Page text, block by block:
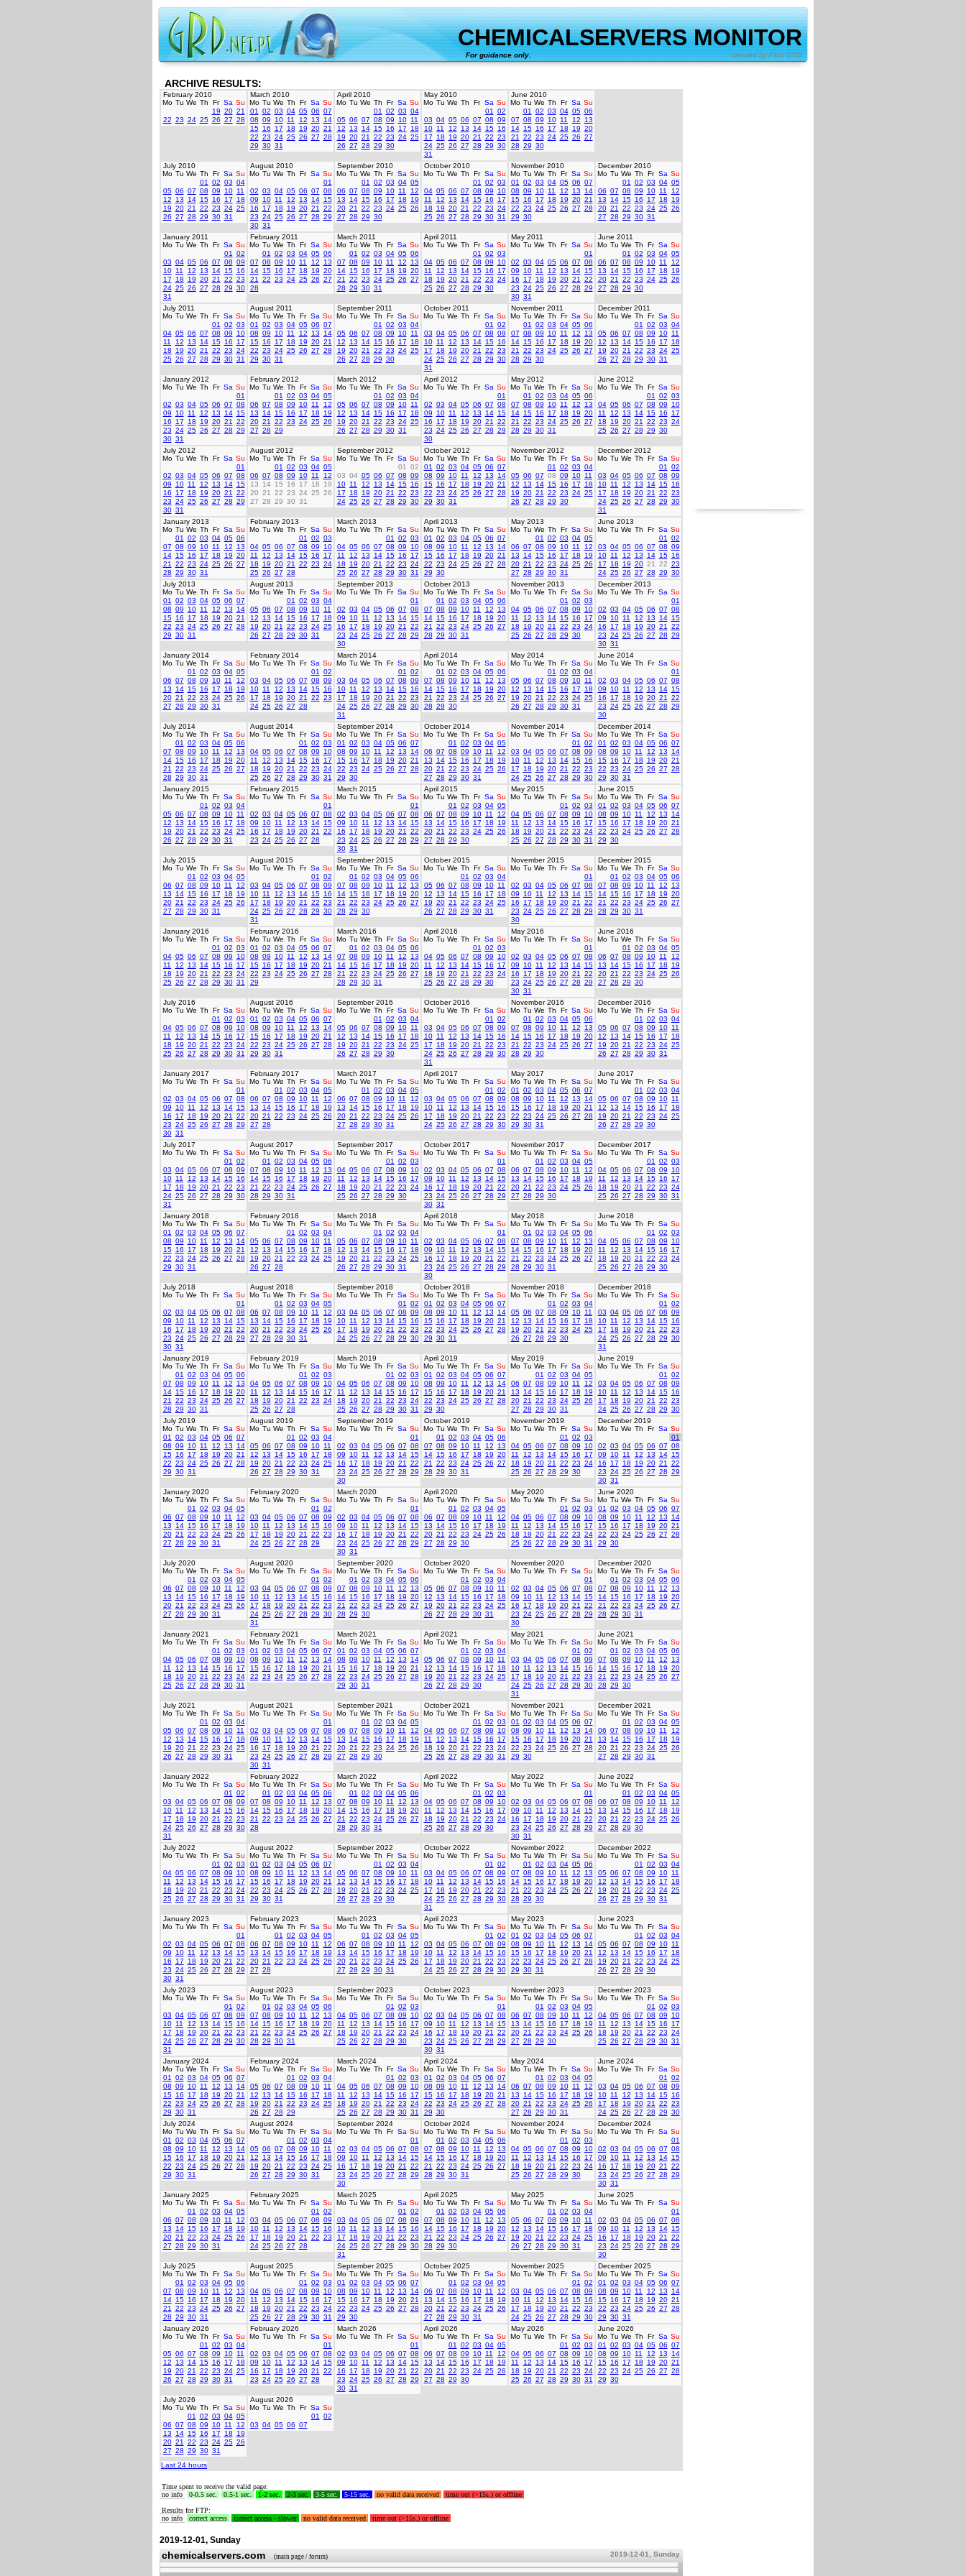
CHEMICALSERVERS MONITOR
For guidance only.created by Piotr GRD
ARCHIVE RESULTS:
February 2010
Mo Tu We Th Fr Sa Su
19 20 21
22 23 24 25 26 27 28
March 2010
Mo Tu We Th Fr Sa Su
01
02 03 04 05 06 07
08 09 10 11 12 13
14
15 16 17 18 19 20 21
22 23 24 25 26 27 28
29 30 31
April 2010
Mo Tu We Th Fr Sa Su
01
02 03 04
05 06 07 08 09 10 11
12
13 14 15 16 17
18
19 20 21 22 23 24 25
26 27 28 29 30
May 2010
Mo Tu We Th Fr Sa Su
01
02
03 04 05 06 07 08 09
10 11 12 13 14 15 16
17
18 19 20 21 22 23
24 25 26 27 28 29 30
31
June 2010
Mo Tu We Th Fr Sa Su
01
02 03 04 05 06
07 08 09 10 11 12
13
14 15 16 17 18 19 20
21
22 23 24 25 26 27
28 29 30
July 2010
Mo Tu We Th Fr Sa Su
01
02 03 04
05 06 07 08 09 10 11
12
13 14 15 16 17
18
19 20 21 22 23 24 25
26 27 28 29 30 31
August 2010
Mo Tu We Th Fr Sa Su
01
02 03 04 05 06 07 08
09
10 11 12 13 14 15
16
17 18 19 20 21
22
23 24 25 26 27 28 29
30 31
September 2010
Mo Tu We Th Fr Sa Su
01
02 03 04 05
06 07 08 09 10 11
12
13
14 15 16 17 18
19
20 21 22 23 24 25 26
27 28 29 30
October 2010
Mo Tu We Th Fr Sa Su
01
02 03
04 05 06 07 08 09
10
11
12 13 14 15 16
17
18
19 20 21 22 23 24
25 26 27 28 29 30 31
November 2010
Mo Tu We Th Fr Sa Su
01
02 03 04 05 06 07
08 09 10 11 12 13
14
15 16 17 18 19 20 21
22 23 24 25 26 27 28
29 30
December 2010
Mo Tu We Th Fr Sa Su
01
02 03 04 05
06 07 08 09 10 11
12
13
14 15 16 17 18
19
20 21 22 23 24 25 26
27 28 29 30 31
January 2011
Mo Tu We Th Fr Sa Su
01
02
03 04 05 06 07 08 09
10 11 12 13 14 15 16
17
18 19 20 21 22 23
24 25 26 27 28 29 30
31
February 2011
Mo Tu We Th Fr Sa Su
01
02 03 04 05 06
07 08 09 10 11 12
13
14 15 16 17 18 19 20
21
22 23 24 25 26 27
28
March 2011
Mo Tu We Th Fr Sa Su
01
02 03 04 05 06
07 08 09 10 11 12
13
14 15 16 17 18 19 20
21
22 23 24 25 26 27
28 29 30 31
April 2011
Mo Tu We Th Fr Sa Su
01
02 03
04 05 06 07 08 09
10
11
12 13 14 15 16
17
18
19 20 21 22 23 24
25 26 27 28 29 30
May 2011
Mo Tu We Th Fr Sa Su
01
02 03 04 05 06 07 08
09
10 11 12 13 14 15
16
17 18 19 20 21
22
23 24 25 26 27 28 29
30 31
June 2011
Mo Tu We Th Fr Sa Su
01
02 03 04 05
06 07 08 09 10 11
12
13
14 15 16 17 18
19
20 21 22 23 24 25 26
27 28 29 30
July 2011
Mo Tu We Th Fr Sa Su
01
02 03
04 05 06 07 08 09
10
11
12 13 14 15 16
17
18
19 20 21 22 23 24
25 26 27 28 29 30 31
August 2011
Mo Tu We Th Fr Sa Su
01
02 03 04 05 06 07
08 09 10 11 12 13
14
15 16 17 18 19 20 21
22 23 24 25 26 27 28
29 30 31
September 2011
Mo Tu We Th Fr Sa Su
01
02 03 04
05 06 07 08 09 10 11
12
13 14 15 16 17
18
19 20 21 22 23 24 25
26 27 28 29 30
October 2011
Mo Tu We Th Fr Sa Su
01
02
03 04 05 06 07 08 09
10 11 12 13 14 15 16
17
18 19 20 21 22 23
24 25 26 27 28 29 30
31
November 2011
Mo Tu We Th Fr Sa Su
01
02 03 04 05 06
07 08 09 10 11 12
13
14 15 16 17 18 19 20
21
22 23 24 25 26 27
28 29 30
December 2011
Mo Tu We Th Fr Sa Su
01
02 03 04
05 06 07 08 09 10 11
12
13 14 15 16 17
18
19 20 21 22 23 24 25
26 27 28 29 30 31
January 2012
Mo Tu We Th Fr Sa Su
01
02 03 04 05 06 07 08
09
10 11 12 13 14 15
16
17 18 19 20 21
22
23 24 25 26 27 28 29
30 31
February 2012
Mo Tu We Th Fr Sa Su
01
02 03 04 05
06 07 08 09 10 11
12
13
14 15 16 17 18
19
20 21 22 23 24 25 26
27 28 29
March 2012
Mo Tu We Th Fr Sa Su
01
02 03 04
05 06 07 08 09 10 11
12
13 14 15 16 17
18
19 20 21 22 23 24 25
26 27 28 29 30 31
April 2012
Mo Tu We Th Fr Sa Su
01
02 03 04 05 06 07 08
09
10 11 12 13 14 15
16
17 18 19 20 21
22
23 24 25 26 27 28 29
30
May 2012
Mo Tu We Th Fr Sa Su
01
02 03 04 05 06
07 08 09 10 11 12
13
14 15 16 17 18 19 20
21
22 23 24 25 26 27
28 29 30 31
June 2012
Mo Tu We Th Fr Sa Su
01
02 03
04 05 06 07 08 09
10
11
12 13 14 15 16
17
18
19 20 21 22 23 24
25 26 27 28 29 30
July 2012
Mo Tu We Th Fr Sa Su
01
02 03 04 05 06 07 08
09
10 11 12 13 14 15
16
17 18 19 20 21
22
23 24 25 26 27 28 29
30 31
August 2012
Mo Tu We Th Fr Sa Su
01
02 03 04 05
06 07 08 09 10 11
12
13
14 15 16 17 18
19
20 21 22 23 24 25 26
27 28 29 30 31
September 2012
Mo Tu We Th Fr Sa Su
01
02
03 04 05 06 07 08 09
10 11 12 13 14 15 16
17
18 19 20 21 22 23
24 25 26 27 28 29 30
October 2012
Mo Tu We Th Fr Sa Su
01
02 03 04 05 06 07
08 09 10 11 12 13
14
15 16 17 18 19 20 21
22 23 24 25 26 27 28
29 30 31
November 2012
Mo Tu We Th Fr Sa Su
01
02 03 04
05 06 07 08 09 10 11
12
13 14 15 16 17
18
19 20 21 22 23 24 25
26 27 28 29 30
December 2012
Mo Tu We Th Fr Sa Su
01
02
03 04 05 06 07 08 09
10 11 12 13 14 15 16
17
18 19 20 21 22 23
24 25 26 27 28 29 30
31
January 2013
Mo Tu We Th Fr Sa Su
01
02 03 04 05 06
07 08 09 10 11 12
13
14 15 16 17 18 19 20
21
22 23 24 25 26 27
28 29 30 31
February 2013
Mo Tu We Th Fr Sa Su
01
02 03
04 05 06 07 08 09
10
11
12 13 14 15 16
17
18
19 20 21 22 23 24
25 26 27 28
March 2013
Mo Tu We Th Fr Sa Su
01
02 03
04 05 06 07 08 09
10
11
12 13 14 15 16
17
18
19 20 21 22 23 24
25 26 27 28 29 30 31
April 2013
Mo Tu We Th Fr Sa Su
01
02 03 04 05 06 07
08 09 10 11 12 13
14
15 16 17 18 19 20 21
22 23 24 25 26 27 28
29 30
May 2013
Mo Tu We Th Fr Sa Su
01
02 03 04 05
06 07 08 09 10 11
12
13
14 15 16 17 18
19
20 21 22 23 24 25 26
27 28 29 30 31
June 2013
Mo Tu We Th Fr Sa Su
01
02
03 04 05 06 07 08 09
10 11 12 13 14 15 16
17
18 19 20 21 22 23
24 25 26 27 28 29 30
July 2013
Mo Tu We Th Fr Sa Su
01
02 03 04 05 06 07
08 09 10 11 12 13
14
15 16 17 18 19 20 21
22 23 24 25 26 27 28
29 30 31
August 2013
Mo Tu We Th Fr Sa Su
01
02 03 04
05 06 07 08 09 10 11
12
13 14 15 16 17
18
19 20 21 22 23 24 25
26 27 28 29 30 31
September 2013
Mo Tu We Th Fr Sa Su
01
02 03 04 05 06 07 08
09
10 11 12 13 14 15
16
17 18 19 20 21
22
23 24 25 26 27 28 29
30
October 2013
Mo Tu We Th Fr Sa Su
01
02 03 04 05 06
07 08 09 10 11 12
13
14 15 16 17 18 19 20
21
22 23 24 25 26 27
28 29 30 31
November 2013
Mo Tu We Th Fr Sa Su
01
02 03
04 05 06 07 08 09
10
11
12 13 14 15 16
17
18
19 20 21 22 23 24
25 26 27 28 29 30
December 2013
Mo Tu We Th Fr Sa Su
01
02 03 04 05 06 07 08
09
10 11 12 13 14 15
16
17 18 19 20 21
22
23 24 25 26 27 28 29
30 31
January 2014
Mo Tu We Th Fr Sa Su
01
02 03 04 05
06 07 08 09 10 11
12
13
14 15 16 17 18
19
20 21 22 23 24 25 26
27 28 29 30 31
February 2014
Mo Tu We Th Fr Sa Su
01
02
03 04 05 06 07 08 09
10 11 12 13 14 15 16
17
18 19 20 21 22 23
24 25 26 27 28
March 2014
Mo Tu We Th Fr Sa Su
01
02
03 04 05 06 07 08 09
10 11 12 13 14 15 16
17
18 19 20 21 22 23
24 25 26 27 28 29 30
31
April 2014
Mo Tu We Th Fr Sa Su
01
02 03 04 05 06
07 08 09 10 11 12
13
14 15 16 17 18 19 20
21
22 23 24 25 26 27
28 29 30
May 2014
Mo Tu We Th Fr Sa Su
01
02 03 04
05 06 07 08 09 10 11
12
13 14 15 16 17
18
19 20 21 22 23 24 25
26 27 28 29 30 31
June 2014
Mo Tu We Th Fr Sa Su
01
02 03 04 05 06 07 08
09
10 11 12 13 14 15
16
17 18 19 20 21
22
23 24 25 26 27 28 29
30
July 2014
Mo Tu We Th Fr Sa Su
01
02 03 04 05 06
07 08 09 10 11 12
13
14 15 16 17 18 19 20
21
22 23 24 25 26 27
28 29 30 31
August 2014
Mo Tu We Th Fr Sa Su
01
02 03
04 05 06 07 08 09
10
11
12 13 14 15 16
17
18
19 20 21 22 23 24
25 26 27 28 29 30 31
September 2014
Mo Tu We Th Fr Sa Su
01
02 03 04 05 06 07
08 09 10 11 12 13
14
15 16 17 18 19 20 21
22 23 24 25 26 27 28
29 30
October 2014
Mo Tu We Th Fr Sa Su
01
02 03 04 05
06 07 08 09 10 11
12
13
14 15 16 17 18
19
20 21 22 23 24 25 26
27 28 29 30 31
November 2014
Mo Tu We Th Fr Sa Su
01
02
03 04 05 06 07 08 09
10 11 12 13 14 15 16
17
18 19 20 21 22 23
24 25 26 27 28 29 30
December 2014
Mo Tu We Th Fr Sa Su
01
02 03 04 05 06 07
08 09 10 11 12 13
14
15 16 17 18 19 20 21
22 23 24 25 26 27 28
29 30 31
January 2015
Mo Tu We Th Fr Sa Su
01
02 03 04
05 06 07 08 09 10 11
12
13 14 15 16 17
18
19 20 21 22 23 24 25
26 27 28 29 30 31
February 2015
Mo Tu We Th Fr Sa Su
01
02 03 04 05 06 07 08
09
10 11 12 13 14 15
16
17 18 19 20 21
22
23 24 25 26 27 28
March 2015
Mo Tu We Th Fr Sa Su
01
02 03 04 05 06 07 08
09
10 11 12 13 14 15
16
17 18 19 20 21
22
23 24 25 26 27 28 29
30 31
April 2015
Mo Tu We Th Fr Sa Su
01
02 03 04 05
06 07 08 09 10 11
12
13
14 15 16 17 18
19
20 21 22 23 24 25 26
27 28 29 30
May 2015
Mo Tu We Th Fr Sa Su
01
02 03
04 05 06 07 08 09
10
11
12 13 14 15 16
17
18
19 20 21 22 23 24
25 26 27 28 29 30 31
June 2015
Mo Tu We Th Fr Sa Su
01
02 03 04 05 06 07
08 09 10 11 12 13
14
15 16 17 18 19 20 21
22 23 24 25 26 27 28
29 30
July 2015
Mo Tu We Th Fr Sa Su
01
02 03 04 05
06 07 08 09 10 11
12
13
14 15 16 17 18
19
20 21 22 23 24 25 26
27 28 29 30 31
August 2015
Mo Tu We Th Fr Sa Su
01
02
03 04 05 06 07 08 09
10 11 12 13 14 15 16
17
18 19 20 21 22 23
24 25 26 27 28 29 30
31
September 2015
Mo Tu We Th Fr Sa Su
01
02 03 04 05 06
07 08 09 10 11 12
13
14 15 16 17 18 19 20
21
22 23 24 25 26 27
28 29 30
October 2015
Mo Tu We Th Fr Sa Su
01
02 03 04
05 06 07 08 09 10 11
12
13 14 15 16 17
18
19 20 21 22 23 24 25
26 27 28 29 30 31
November 2015
Mo Tu We Th Fr Sa Su
01
02 03 04 05 06 07 08
09
10 11 12 13 14 15
16
17 18 19 20 21
22
23 24 25 26 27 28 29
30
December 2015
Mo Tu We Th Fr Sa Su
01
02 03 04 05 06
07 08 09 10 11 12
13
14 15 16 17 18 19 20
21
22 23 24 25 26 27
28 29 30 31
January 2016
Mo Tu We Th Fr Sa Su
01
02 03
04 05 06 07 08 09
10
11
12 13 14 15 16
17
18
19 20 21 22 23 24
25 26 27 28 29 30 31
February 2016
Mo Tu We Th Fr Sa Su
01
02 03 04 05 06 07
08 09 10 11 12 13
14
15 16 17 18 19 20 21
22 23 24 25 26 27 28
29
March 2016
Mo Tu We Th Fr Sa Su
01
02 03 04 05 06
07 08 09 10 11 12
13
14 15 16 17 18 19 20
21
22 23 24 25 26 27
28 29 30 31
April 2016
Mo Tu We Th Fr Sa Su
01
02 03
04 05 06 07 08 09
10
11
12 13 14 15 16
17
18
19 20 21 22 23 24
25 26 27 28 29 30
May 2016
Mo Tu We Th Fr Sa Su
01
02 03 04 05 06 07 08
09
10 11 12 13 14 15
16
17 18 19 20 21
22
23 24 25 26 27 28 29
30 31
June 2016
Mo Tu We Th Fr Sa Su
01
02 03 04 05
06 07 08 09 10 11
12
13
14 15 16 17 18
19
20 21 22 23 24 25 26
27 28 29 30
July 2016
Mo Tu We Th Fr Sa Su
01
02 03
04 05 06 07 08 09
10
11
12 13 14 15 16
17
18
19 20 21 22 23 24
25 26 27 28 29 30 31
August 2016
Mo Tu We Th Fr Sa Su
01
02 03 04 05 06 07
08 09 10 11 12 13
14
15 16 17 18 19 20 21
22 23 24 25 26 27 28
29 30 31
September 2016
Mo Tu We Th Fr Sa Su
01
02 03 04
05 06 07 08 09 10 11
12
13 14 15 16 17
18
19 20 21 22 23 24 25
26 27 28 29 30
October 2016
Mo Tu We Th Fr Sa Su
01
02
03 04 05 06 07 08 09
10 11 12 13 14 15 16
17
18 19 20 21 22 23
24 25 26 27 28 29 30
31
November 2016
Mo Tu We Th Fr Sa Su
01
02 03 04 05 06
07 08 09 10 11 12
13
14 15 16 17 18 19 20
21
22 23 24 25 26 27
28 29 30
December 2016
Mo Tu We Th Fr Sa Su
01
02 03 04
05 06 07 08 09 10 11
12
13 14 15 16 17
18
19 20 21 22 23 24 25
26 27 28 29 30 31
January 2017
Mo Tu We Th Fr Sa Su
01
02 03 04 05 06 07 08
09
10 11 12 13 14 15
16
17 18 19 20 21
22
23 24 25 26 27 28 29
30 31
February 2017
Mo Tu We Th Fr Sa Su
01
02 03 04 05
06 07 08 09 10 11
12
13
14 15 16 17 18
19
20 21 22 23 24 25 26
27 28
March 2017
Mo Tu We Th Fr Sa Su
01
02 03 04 05
06 07 08 09 10 11
12
13
14 15 16 17 18
19
20 21 22 23 24 25 26
27 28 29 30 31
April 2017
Mo Tu We Th Fr Sa Su
01
02
03 04 05 06 07 08 09
10 11 12 13 14 15 16
17
18 19 20 21 22 23
24 25 26 27 28 29 30
May 2017
Mo Tu We Th Fr Sa Su
01
02 03 04 05 06 07
08 09 10 11 12 13
14
15 16 17 18 19 20 21
22 23 24 25 26 27 28
29 30 31
June 2017
Mo Tu We Th Fr Sa Su
01
02 03 04
05 06 07 08 09 10 11
12
13 14 15 16 17
18
19 20 21 22 23 24 25
26 27 28 29 30
July 2017
Mo Tu We Th Fr Sa Su
01
02
03 04 05 06 07 08 09
10 11 12 13 14 15 16
17
18 19 20 21 22 23
24 25 26 27 28 29 30
31
August 2017
Mo Tu We Th Fr Sa Su
01
02 03 04 05 06
07 08 09 10 11 12
13
14 15 16 17 18 19 20
21
22 23 24 25 26 27
28 29 30 31
September 2017
Mo Tu We Th Fr Sa Su
01
02 03
04 05 06 07 08 09
10
11
12 13 14 15 16
17
18
19 20 21 22 23 24
25 26 27 28 29 30
October 2017
Mo Tu We Th Fr Sa Su
01
02 03 04 05 06 07 08
09
10 11 12 13 14 15
16
17 18 19 20 21
22
23 24 25 26 27 28 29
30 31
November 2017
Mo Tu We Th Fr Sa Su
01
02 03 04 05
06 07 08 09 10 11
12
13
14 15 16 17 18
19
20 21 22 23 24 25 26
27 28 29 30
December 2017
Mo Tu We Th Fr Sa Su
01
02 03
04 05 06 07 08 09
10
11
12 13 14 15 16
17
18
19 20 21 22 23 24
25 26 27 28 29 30 31
January 2018
Mo Tu We Th Fr Sa Su
01
02 03 04 05 06 07
08 09 10 11 12 13
14
15 16 17 18 19 20 21
22 23 24 25 26 27 28
29 30 31
February 2018
Mo Tu We Th Fr Sa Su
01
02 03 04
05 06 07 08 09 10 11
12
13 14 15 16 17
18
19 20 21 22 23 24 25
26 27 28
March 2018
Mo Tu We Th Fr Sa Su
01
02 03 04
05 06 07 08 09 10 11
12
13 14 15 16 17
18
19 20 21 22 23 24 25
26 27 28 29 30 31
April 2018
Mo Tu We Th Fr Sa Su
01
02 03 04 05 06 07 08
09
10 11 12 13 14 15
16
17 18 19 20 21
22
23 24 25 26 27 28 29
30
May 2018
Mo Tu We Th Fr Sa Su
01
02 03 04 05 06
07 08 09 10 11 12
13
14 15 16 17 18 19 20
21
22 23 24 25 26 27
28 29 30 31
June 2018
Mo Tu We Th Fr Sa Su
01
02 03
04 05 06 07 08 09
10
11
12 13 14 15 16
17
18
19 20 21 22 23 24
25 26 27 28 29 30
July 2018
Mo Tu We Th Fr Sa Su
01
02 03 04 05 06 07 08
09
10 11 12 13 14 15
16
17 18 19 20 21
22
23 24 25 26 27 28 29
30 31
August 2018
Mo Tu We Th Fr Sa Su
01
02 03 04 05
06 07 08 09 10 11
12
13
14 15 16 17 18
19
20 21 22 23 24 25 26
27 28 29 30 31
September 2018
Mo Tu We Th Fr Sa Su
01
02
03 04 05 06 07 08 09
10 11 12 13 14 15 16
17
18 19 20 21 22 23
24 25 26 27 28 29 30
October 2018
Mo Tu We Th Fr Sa Su
01
02 03 04 05 06 07
08 09 10 11 12 13
14
15 16 17 18 19 20 21
22 23 24 25 26 27 28
29 30 31
November 2018
Mo Tu We Th Fr Sa Su
01
02 03 04
05 06 07 08 09 10 11
12
13 14 15 16 17
18
19 20 21 22 23 24 25
26 27 28 29 30
December 2018
Mo Tu We Th Fr Sa Su
01
02
03 04 05 06 07 08 09
10 11 12 13 14 15 16
17
18 19 20 21 22 23
24 25 26 27 28 29 30
31
January 2019
Mo Tu We Th Fr Sa Su
01
02 03 04 05 06
07 08 09 10 11 12
13
14 15 16 17 18 19 20
21
22 23 24 25 26 27
28 29 30 31
February 2019
Mo Tu We Th Fr Sa Su
01
02 03
04 05 06 07 08 09
10
11
12 13 14 15 16
17
18
19 20 21 22 23 24
25 26 27 28
March 2019
Mo Tu We Th Fr Sa Su
01
02 03
04 05 06 07 08 09
10
11
12 13 14 15 16
17
18
19 20 21 22 23 24
25 26 27 28 29 30 31
April 2019
Mo Tu We Th Fr Sa Su
01
02 03 04 05 06 07
08 09 10 11 12 13
14
15 16 17 18 19 20 21
22 23 24 25 26 27 28
29 30
May 2019
Mo Tu We Th Fr Sa Su
01
02 03 04 05
06 07 08 09 10 11
12
13
14 15 16 17 18
19
20 21 22 23 24 25 26
27 28 29 30 31
June 2019
Mo Tu We Th Fr Sa Su
01
02
03 04 05 06 07 08 09
10 11 12 13 14 15 16
17
18 19 20 21 22 23
24 25 26 27 28 29 30
July 2019
Mo Tu We Th Fr Sa Su
01
02 03 04 05 06 07
08 09 10 11 12 13
14
15 16 17 18 19 20 21
22 23 24 25 26 27 28
29 30 31
August 2019
Mo Tu We Th Fr Sa Su
01
02 03 04
05 06 07 08 09 10 11
12
13 14 15 16 17
18
19 20 21 22 23 24 25
26 27 28 29 30 31
September 2019
Mo Tu We Th Fr Sa Su
01
02 03 04 05 06 07 08
09
10 11 12 13 14 15
16
17 18 19 20 21
22
23 24 25 26 27 28 29
30
October 2019
Mo Tu We Th Fr Sa Su
01
02 03 04 05 06
07 08 09 10 11 12
13
14 15 16 17 18 19 20
21
22 23 24 25 26 27
28 29 30 31
November 2019
Mo Tu We Th Fr Sa Su
01
02 03
04 05 06 07 08 09
10
11
12 13 14 15 16
17
18
19 20 21 22 23 24
25 26 27 28 29 30
December 2019
Mo Tu We Th Fr Sa Su
01
02 03 04 05 06 07 08
09
10 11 12 13 14 15
16
17 18 19 20 21
22
23 24 25 26 27 28 29
30 31
January 2020
Mo Tu We Th Fr Sa Su
01
02 03 04 05
06 07 08 09 10 11
12
13
14 15 16 17 18
19
20 21 22 23 24 25 26
27 28 29 30 31
February 2020
Mo Tu We Th Fr Sa Su
01
02
03 04 05 06 07 08 09
10 11 12 13 14 15 16
17
18 19 20 21 22 23
24 25 26 27 28 29
March 2020
Mo Tu We Th Fr Sa Su
01
02 03 04 05 06 07 08
09
10 11 12 13 14 15
16
17 18 19 20 21
22
23 24 25 26 27 28 29
30 31
April 2020
Mo Tu We Th Fr Sa Su
01
02 03 04 05
06 07 08 09 10 11
12
13
14 15 16 17 18
19
20 21 22 23 24 25 26
27 28 29 30
May 2020
Mo Tu We Th Fr Sa Su
01
02 03
04 05 06 07 08 09
10
11
12 13 14 15 16
17
18
19 20 21 22 23 24
25 26 27 28 29 30 31
June 2020
Mo Tu We Th Fr Sa Su
01
02 03 04 05 06 07
08 09 10 11 12 13
14
15 16 17 18 19 20 21
22 23 24 25 26 27 28
29 30
July 2020
Mo Tu We Th Fr Sa Su
01
02 03 04 05
06 07 08 09 10 11
12
13
14 15 16 17 18
19
20 21 22 23 24 25 26
27 28 29 30 31
August 2020
Mo Tu We Th Fr Sa Su
01
02
03 04 05 06 07 08 09
10 11 12 13 14 15 16
17
18 19 20 21 22 23
24 25 26 27 28 29 30
31
September 2020
Mo Tu We Th Fr Sa Su
01
02 03 04 05 06
07 08 09 10 11 12
13
14 15 16 17 18 19 20
21
22 23 24 25 26 27
28 29 30
October 2020
Mo Tu We Th Fr Sa Su
01
02 03 04
05 06 07 08 09 10 11
12
13 14 15 16 17
18
19 20 21 22 23 24 25
26 27 28 29 30 31
November 2020
Mo Tu We Th Fr Sa Su
01
02 03 04 05 06 07 08
09
10 11 12 13 14 15
16
17 18 19 20 21
22
23 24 25 26 27 28 29
30
December 2020
Mo Tu We Th Fr Sa Su
01
02 03 04 05 06
07 08 09 10 11 12
13
14 15 16 17 18 19 20
21
22 23 24 25 26 27
28 29 30 31
January 2021
Mo Tu We Th Fr Sa Su
01
02 03
04 05 06 07 08 09
10
11
12 13 14 15 16
17
18
19 20 21 22 23 24
25 26 27 28 29 30 31
February 2021
Mo Tu We Th Fr Sa Su
01
02 03 04 05 06 07
08 09 10 11 12 13
14
15 16 17 18 19 20 21
22 23 24 25 26 27 28
March 2021
Mo Tu We Th Fr Sa Su
01
02 03 04 05 06 07
08 09 10 11 12 13
14
15 16 17 18 19 20 21
22 23 24 25 26 27 28
29 30 31
April 2021
Mo Tu We Th Fr Sa Su
01
02 03 04
05 06 07 08 09 10 11
12
13 14 15 16 17
18
19 20 21 22 23 24 25
26 27 28 29 30
May 2021
Mo Tu We Th Fr Sa Su
01
02
03 04 05 06 07 08 09
10 11 12 13 14 15 16
17
18 19 20 21 22 23
24 25 26 27 28 29 30
31
June 2021
Mo Tu We Th Fr Sa Su
01
02 03 04 05 06
07 08 09 10 11 12
13
14 15 16 17 18 19 20
21
22 23 24 25 26 27
28 29 30
July 2021
Mo Tu We Th Fr Sa Su
01
02 03 04
05 06 07 08 09 10 11
12
13 14 15 16 17
18
19 20 21 22 23 24 25
26 27 28 29 30 31
August 2021
Mo Tu We Th Fr Sa Su
01
02 03 04 05 06 07 08
09
10 11 12 13 14 15
16
17 18 19 20 21
22
23 24 25 26 27 28 29
30 31
September 2021
Mo Tu We Th Fr Sa Su
01
02 03 04 05
06 07 08 09 10 11
12
13
14 15 16 17 18
19
20 21 22 23 24 25 26
27 28 29 30
October 2021
Mo Tu We Th Fr Sa Su
01
02 03
04 05 06 07 08 09
10
11
12 13 14 15 16
17
18
19 20 21 22 23 24
25 26 27 28 29 30 31
November 2021
Mo Tu We Th Fr Sa Su
01
02 03 04 05 06 07
08 09 10 11 12 13
14
15 16 17 18 19 20 21
22 23 24 25 26 27 28
29 30
December 2021
Mo Tu We Th Fr Sa Su
01
02 03 04 05
06 07 08 09 10 11
12
13
14 15 16 17 18
19
20 21 22 23 24 25 26
27 28 29 30 31
January 2022
Mo Tu We Th Fr Sa Su
01
02
03 04 05 06 07 08 09
10 11 12 13 14 15 16
17
18 19 20 21 22 23
24 25 26 27 28 29 30
31
February 2022
Mo Tu We Th Fr Sa Su
01
02 03 04 05 06
07 08 09 10 11 12
13
14 15 16 17 18 19 20
21
22 23 24 25 26 27
28
March 2022
Mo Tu We Th Fr Sa Su
01
02 03 04 05 06
07 08 09 10 11 12
13
14 15 16 17 18 19 20
21
22 23 24 25 26 27
28 29 30 31
April 2022
Mo Tu We Th Fr Sa Su
01
02 03
04 05 06 07 08 09
10
11
12 13 14 15 16
17
18
19 20 21 22 23 24
25 26 27 28 29 30
May 2022
Mo Tu We Th Fr Sa Su
01
02 03 04 05 06 07 08
09
10 11 12 13 14 15
16
17 18 19 20 21
22
23 24 25 26 27 28 29
30 31
June 2022
Mo Tu We Th Fr Sa Su
01
02 03 04 05
06 07 08 09 10 11
12
13
14 15 16 17 18
19
20 21 22 23 24 25 26
27 28 29 30
July 2022
Mo Tu We Th Fr Sa Su
01
02 03
04 05 06 07 08 09
10
11
12 13 14 15 16
17
18
19 20 21 22 23 24
25 26 27 28 29 30 31
August 2022
Mo Tu We Th Fr Sa Su
01
02 03 04 05 06 07
08 09 10 11 12 13
14
15 16 17 18 19 20 21
22 23 24 25 26 27 28
29 30 31
September 2022
Mo Tu We Th Fr Sa Su
01
02 03 04
05 06 07 08 09 10 11
12
13 14 15 16 17
18
19 20 21 22 23 24 25
26 27 28 29 30
October 2022
Mo Tu We Th Fr Sa Su
01
02
03 04 05 06 07 08 09
10 11 12 13 14 15 16
17
18 19 20 21 22 23
24 25 26 27 28 29 30
31
November 2022
Mo Tu We Th Fr Sa Su
01
02 03 04 05 06
07 08 09 10 11 12
13
14 15 16 17 18 19 20
21
22 23 24 25 26 27
28 29 30
December 2022
Mo Tu We Th Fr Sa Su
01
02 03 04
05 06 07 08 09 10 11
12
13 14 15 16 17
18
19 20 21 22 23 24 25
26 27 28 29 30 31
January 2023
Mo Tu We Th Fr Sa Su
01
02 03 04 05 06 07 08
09
10 11 12 13 14 15
16
17 18 19 20 21
22
23 24 25 26 27 28 29
30 31
February 2023
Mo Tu We Th Fr Sa Su
01
02 03 04 05
06 07 08 09 10 11
12
13
14 15 16 17 18
19
20 21 22 23 24 25 26
27 28
March 2023
Mo Tu We Th Fr Sa Su
01
02 03 04 05
06 07 08 09 10 11
12
13
14 15 16 17 18
19
20 21 22 23 24 25 26
27 28 29 30 31
April 2023
Mo Tu We Th Fr Sa Su
01
02
03 04 05 06 07 08 09
10 11 12 13 14 15 16
17
18 19 20 21 22 23
24 25 26 27 28 29 30
May 2023
Mo Tu We Th Fr Sa Su
01
02 03 04 05 06 07
08 09 10 11 12 13
14
15 16 17 18 19 20 21
22 23 24 25 26 27 28
29 30 31
June 2023
Mo Tu We Th Fr Sa Su
01
02 03 04
05 06 07 08 09 10 11
12
13 14 15 16 17
18
19 20 21 22 23 24 25
26 27 28 29 30
July 2023
Mo Tu We Th Fr Sa Su
01
02
03 04 05 06 07 08 09
10 11 12 13 14 15 16
17
18 19 20 21 22 23
24 25 26 27 28 29 30
31
August 2023
Mo Tu We Th Fr Sa Su
01
02 03 04 05 06
07 08 09 10 11 12
13
14 15 16 17 18 19 20
21
22 23 24 25 26 27
28 29 30 31
September 2023
Mo Tu We Th Fr Sa Su
01
02 03
04 05 06 07 08 09
10
11
12 13 14 15 16
17
18
19 20 21 22 23 24
25 26 27 28 29 30
October 2023
Mo Tu We Th Fr Sa Su
01
02 03 04 05 06 07 08
09
10 11 12 13 14 15
16
17 18 19 20 21
22
23 24 25 26 27 28 29
30 31
November 2023
Mo Tu We Th Fr Sa Su
01
02 03 04 05
06 07 08 09 10 11
12
13
14 15 16 17 18
19
20 21 22 23 24 25 26
27 28 29 30
December 2023
Mo Tu We Th Fr Sa Su
01
02 03
04 05 06 07 08 09
10
11
12 13 14 15 16
17
18
19 20 21 22 23 24
25 26 27 28 29 30 31
January 2024
Mo Tu We Th Fr Sa Su
01
02 03 04 05 06 07
08 09 10 11 12 13
14
15 16 17 18 19 20 21
22 23 24 25 26 27 28
29 30 31
February 2024
Mo Tu We Th Fr Sa Su
01
02 03 04
05 06 07 08 09 10 11
12
13 14 15 16 17
18
19 20 21 22 23 24 25
26 27 28 29
March 2024
Mo Tu We Th Fr Sa Su
01
02 03
04 05 06 07 08 09
10
11
12 13 14 15 16
17
18
19 20 21 22 23 24
25 26 27 28 29 30 31
April 2024
Mo Tu We Th Fr Sa Su
01
02 03 04 05 06 07
08 09 10 11 12 13
14
15 16 17 18 19 20 21
22 23 24 25 26 27 28
29 30
May 2024
Mo Tu We Th Fr Sa Su
01
02 03 04 05
06 07 08 09 10 11
12
13
14 15 16 17 18
19
20 21 22 23 24 25 26
27 28 29 30 31
June 2024
Mo Tu We Th Fr Sa Su
01
02
03 04 05 06 07 08 09
10 11 12 13 14 15 16
17
18 19 20 21 22 23
24 25 26 27 28 29 30
July 2024
Mo Tu We Th Fr Sa Su
01
02 03 04 05 06 07
08 09 10 11 12 13
14
15 16 17 18 19 20 21
22 23 24 25 26 27 28
29 30 31
August 2024
Mo Tu We Th Fr Sa Su
01
02 03 04
05 06 07 08 09 10 11
12
13 14 15 16 17
18
19 20 21 22 23 24 25
26 27 28 29 30 31
September 2024
Mo Tu We Th Fr Sa Su
01
02 03 04 05 06 07 08
09
10 11 12 13 14 15
16
17 18 19 20 21
22
23 24 25 26 27 28 29
30
October 2024
Mo Tu We Th Fr Sa Su
01
02 03 04 05 06
07 08 09 10 11 12
13
14 15 16 17 18 19 20
21
22 23 24 25 26 27
28 29 30 31
November 2024
Mo Tu We Th Fr Sa Su
01
02 03
04 05 06 07 08 09
10
11
12 13 14 15 16
17
18
19 20 21 22 23 24
25 26 27 28 29 30
December 2024
Mo Tu We Th Fr Sa Su
01
02 03 04 05 06 07 08
09
10 11 12 13 14 15
16
17 18 19 20 21
22
23 24 25 26 27 28 29
30 31
January 2025
Mo Tu We Th Fr Sa Su
01
02 03 04 05
06 07 08 09 10 11
12
13
14 15 16 17 18
19
20 21 22 23 24 25 26
27 28 29 30 31
February 2025
Mo Tu We Th Fr Sa Su
01
02
03 04 05 06 07 08 09
10 11 12 13 14 15 16
17
18 19 20 21 22 23
24 25 26 27 28
March 2025
Mo Tu We Th Fr Sa Su
01
02
03 04 05 06 07 08 09
10 11 12 13 14 15 16
17
18 19 20 21 22 23
24 25 26 27 28 29 30
31
April 2025
Mo Tu We Th Fr Sa Su
01
02 03 04 05 06
07 08 09 10 11 12
13
14 15 16 17 18 19 20
21
22 23 24 25 26 27
28 29 30
May 2025
Mo Tu We Th Fr Sa Su
01
02 03 04
05 06 07 08 09 10 11
12
13 14 15 16 17
18
19 20 21 22 23 24 25
26 27 28 29 30 31
June 2025
Mo Tu We Th Fr Sa Su
01
02 03 04 05 06 07 08
09
10 11 12 13 14 15
16
17 18 19 20 21
22
23 24 25 26 27 28 29
30
July 2025
Mo Tu We Th Fr Sa Su
01
02 03 04 05 06
07 08 09 10 11 12
13
14 15 16 17 18 19 20
21
22 23 24 25 26 27
28 29 30 31
August 2025
Mo Tu We Th Fr Sa Su
01
02 03
04 05 06 07 08 09
10
11
12 13 14 15 16
17
18
19 20 21 22 23 24
25 26 27 28 29 30 31
September 2025
Mo Tu We Th Fr Sa Su
01
02 03 04 05 06 07
08 09 10 11 12 13
14
15 16 17 18 19 20 21
22 23 24 25 26 27 28
29 30
October 2025
Mo Tu We Th Fr Sa Su
01
02 03 04 05
06 07 08 09 10 11
12
13
14 15 16 17 18
19
20 21 22 23 24 25 26
27 28 29 30 31
November 2025
Mo Tu We Th Fr Sa Su
01
02
03 04 05 06 07 08 09
10 11 12 13 14 15 16
17
18 19 20 21 22 23
24 25 26 27 28 29 30
December 2025
Mo Tu We Th Fr Sa Su
01
02 03 04 05 06 07
08 09 10 11 12 13
14
15 16 17 18 19 20 21
22 23 24 25 26 27 28
29 30 31
January 2026
Mo Tu We Th Fr Sa Su
01
02 03 04
05 06 07 08 09 10 11
12
13 14 15 16 17
18
19 20 21 22 23 24 25
26 27 28 29 30 31
February 2026
Mo Tu We Th Fr Sa Su
01
02 03 04 05 06 07 08
09
10 11 12 13 14 15
16
17 18 19 20 21
22
23 24 25 26 27 28
March 2026
Mo Tu We Th Fr Sa Su
01
02 03 04 05 06 07 08
09
10 11 12 13 14 15
16
17 18 19 20 21
22
23 24 25 26 27 28 29
30 31
April 2026
Mo Tu We Th Fr Sa Su
01
02 03 04 05
06 07 08 09 10 11
12
13
14 15 16 17 18
19
20 21 22 23 24 25 26
27 28 29 30
May 2026
Mo Tu We Th Fr Sa Su
01
02 03
04 05 06 07 08 09
10
11
12 13 14 15 16
17
18
19 20 21 22 23 24
25 26 27 28 29 30 31
June 2026
Mo Tu We Th Fr Sa Su
01
02 03 04 05 06 07
08 09 10 11 12 13
14
15 16 17 18 19 20 21
22 23 24 25 26 27 28
29 30
July 2026
Mo Tu We Th Fr Sa Su
01
02 03 04 05
06 07 08 09 10 11
12
13
14 15 16 17 18
19
20 21 22 23 24 25 26
27 28 29 30 31
August 2026
Mo Tu We Th Fr Sa Su
01
02
03 04 05 06 07
Last 24 hours
Time spent to receive the valid page:
no info
0-0.5 sec. 0.5-1 sec. 1-2 sec. 2-3 sec. 3-5 sec. 5-15 sec. no valid data received
time out (>15s.) or offline
Results for FTP:
no info
correct access correct access - slower no valid data received time out (>15s.) or offline
2019-12-01, Sunday
chemicalservers.com (main page / forum) 2019-12-01, Sunday